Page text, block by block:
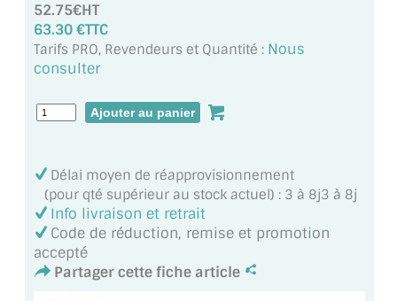
MIROIR DE SALLE DE BAIN
MIROIR PAROI DE DOUCHE
MIROIR POUR SALLE DE SPORT
MIROIR ENCADRÉ
MIROIR TV
VERRE SUR MESURE
52.75€HT
63.30 €TTC
Tarifs PRO, Revendeurs et Quantité : Nous
consulter
Délai moyen de réapprovisionnement
(pour qté supérieur au stock actuel) : 3 à 8j3 à 8j
Info livraison et retrait
Code de réduction, remise et promotion
accepté
Partager cette fiche article